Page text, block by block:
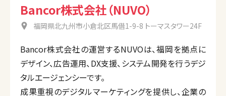
Bancor株式会社（NUVO）
福岡県北九州市小倉北区馬借1-9-8 トーマスタワー24F
Bancor株式会社の運営するNUVOは、福岡を拠点に
デザイン、広告運用、DX支援、システム開発を行うデジ
タルエージェンシーです。
成果重視のデジタルマーケティングを提供し、企業の